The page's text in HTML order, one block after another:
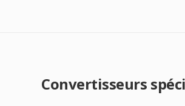
Convertisseurs